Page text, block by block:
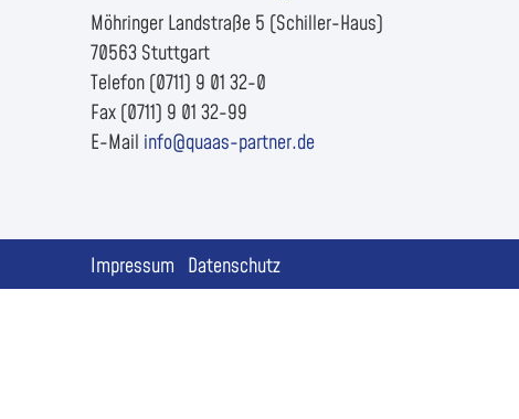
Möhringer Landstraße 5 (Schiller-Haus)
70563 Stuttgart
Telefon (0711) 9 01 32-0
Fax (0711) 9 01 32-99
E-Mail info@quaas-partner.de
Impressum Datenschutz